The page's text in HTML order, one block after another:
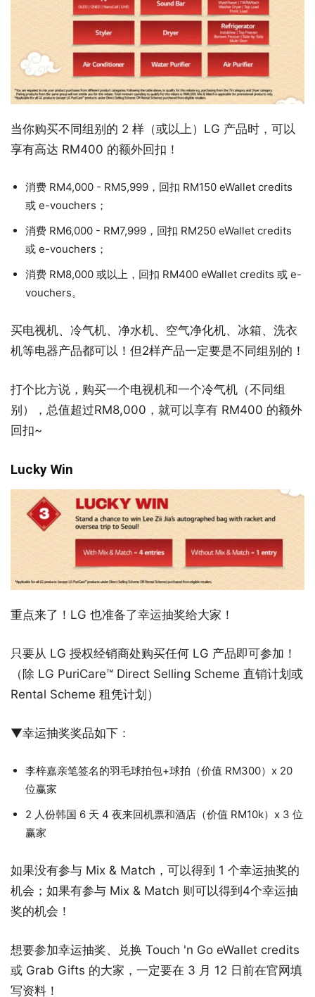
当你购买不同组别的 2 样（或以上）LG 产品时，可以
享有高达 RM400 的额外回扣！
消费 RM4,000 - RM5,999，回扣 RM150 eWallet credits
或 e-vouchers；
消费 RM6,000 - RM7,999，回扣 RM250 eWallet credits
或 e-vouchers；
消费 RM8,000 或以上，回扣 RM400 eWallet credits 或 e-
vouchers。
买电视机、冷气机、净水机、空气净化机、冰箱、洗衣
机等电器产品都可以！但2样产品一定要是不同组别的！
打个比方说，购买一个电视机和一个冷气机（不同组
别），总值超过RM8,000，就可以享有 RM400 的额外
回扣~
Lucky Win
重点来了！LG 也准备了幸运抽奖给大家！
只要从 LG 授权经销商处购买任何 LG 产品即可参加！
（除 LG PuriCare™ Direct Selling Scheme 直销计划或
Rental Scheme 租凭计划）
▼幸运抽奖奖品如下：
李梓嘉亲笔签名的羽毛球拍包+球拍（价值 RM300）x 20
位赢家
2 人份韩国 6 天 4 夜来回机票和酒店（价值 RM10k）x 3 位
赢家
如果没有参与 Mix & Match，可以得到 1 个幸运抽奖的
机会；如果有参与 Mix & Match 则可以得到4个幸运抽
奖的机会！
想要参加幸运抽奖、兑换 Touch 'n Go eWallet credits
或 Grab Gifts 的大家，一定要在 3 月 12 日前在官网填
写资料！